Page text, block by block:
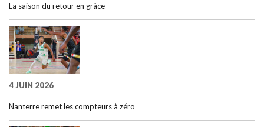
La saison du retour en grâce
4 JUIN 2026
Nanterre remet les compteurs à zéro